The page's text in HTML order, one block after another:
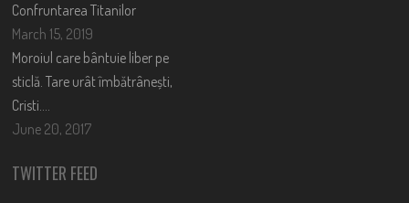
Confruntarea Titanilor
March 15, 2019
Moroiul care bântuie liber pe
sticlă. Tare urât îmbătrânești,
Cristi….
June 20, 2017
TWITTER FEED